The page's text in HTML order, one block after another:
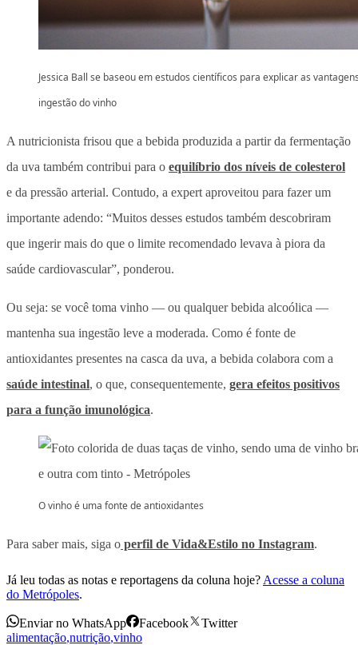
Jessica Ball se baseou em estudos científicos para explicar as
ingestão do vinho
A nutricionista frisou que a bebida produzida a partir da fermentação
da uva também contribui para o equilíbrio dos níveis de colesterol
e da pressão arterial. Contudo, a expert aproveitou para fazer um
importante adendo: “Muitos desses estudos também descobriram
que ingerir mais do que o limite recomendado levava à piora da
saúde cardiovascular”, ponderou.
Ou seja: se você toma vinho — ou qualquer bebida alcoólica —
mantenha sua ingestão leve a moderada. Como é fonte de
antioxidantes presentes na casca da uva, a bebida colabora com a
saúde intestinal, o que, consequentemente, gera efeitos positivos
para a função imunológica.
O vinho é uma fonte de antioxidantes
Para saber mais, siga o perfil de Vida&Estilo no Instagram.
Já leu todas as notas e reportagens da coluna hoje? Acesse a coluna
do Metrópoles.
Enviar no WhatsApp Facebook
Twitter
alimentação,nutrição,vinho